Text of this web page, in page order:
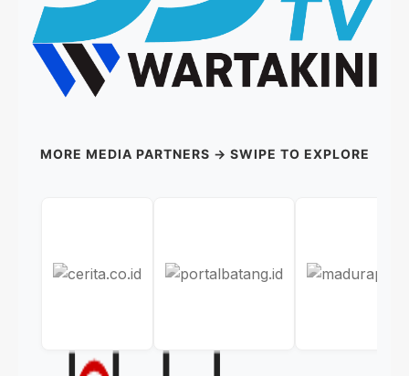
MORE MEDIA PARTNERS → SWIPE TO EXPLORE